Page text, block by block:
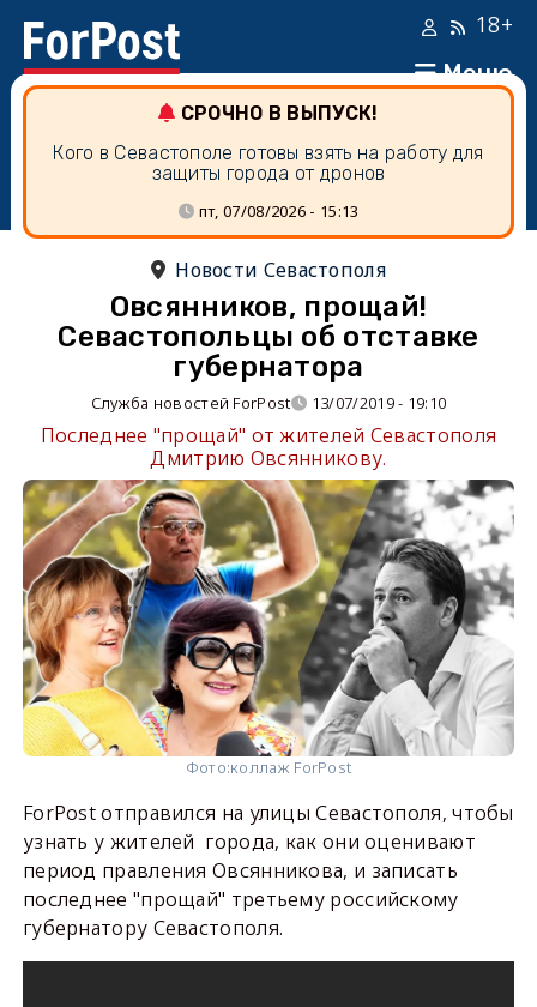
Меню
18+
СРОЧНО В ВЫПУСК!
Кого в Севастополе готовы взять на работу для
защиты города от дронов
пт, 07/08/2026 - 15:13
Новости Севастополя
Овсянников, прощай!
Севастопольцы об отставке
губернатора
Служба новостей ForPost 13/07/2019 - 19:10
Последнее "прощай" от жителей Севастополя
Дмитрию Овсянникову.
Фото:коллаж ForPost
ForPost отправился на улицы Севастополя, чтобы
узнать у жителей города, как они оценивают
период правления Овсянникова, и записать
последнее "прощай" третьему российскому
губернатору Севастополя.